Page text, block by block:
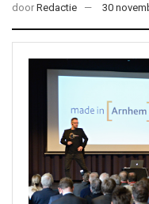
door Redactie 30